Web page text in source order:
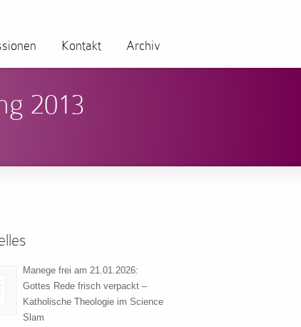
Kontakt Archiv
2013
Manege frei am 21.01.2026:
Gottes Rede frisch verpackt –
Katholische Theologie im Science
Slam